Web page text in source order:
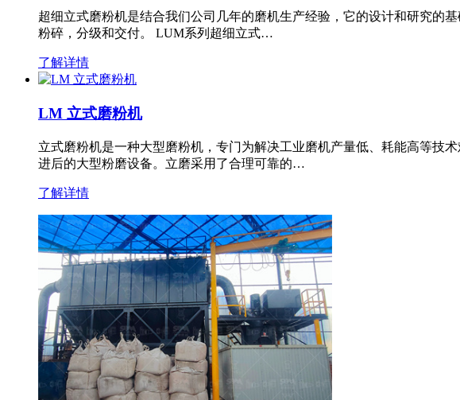
超细立式磨粉机是结合我们公司几年的磨机生产经验，它的设计和研究的
粉碎，分级和交付。 LUM系列超细立式…
了解详情
LM 立式磨粉机
立式磨粉机是一种大型磨粉机，专门为解决工业磨机产量低、耗能高等技
进后的大型粉磨设备。立磨采用了合理可靠的…
了解详情